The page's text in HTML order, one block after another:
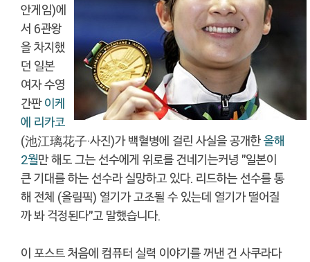
안게임)에
서 6관왕
을 차지했
던 일본
여자 수영
간판이케
에 리카코
(池江璃花子·사진)가 백혈병에 걸린 사실을 공개한올해
2월만 해도 그는 선수에게 위로를 건네기는커녕 "일본이
큰 기대를 하는 선수라 실망하고 있다. 리드하는 선수를 통
해 전체 (올림픽) 열기가 고조될 수 있는데 열기가 떨어질
까 봐 걱정된다"고 말했습니다.
이 포스트 처음에 컴퓨터 실력 이야기를 꺼낸 건 사쿠라다